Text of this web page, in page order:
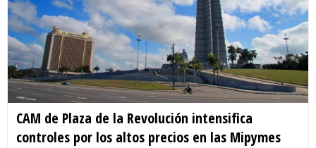
CAM de Plaza de la Revolución intensifica
controles por los altos precios en las Mipymes